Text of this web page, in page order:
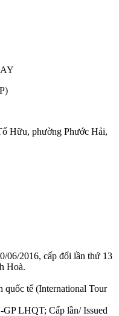
Hữu, phường Phước Hải,
06/2016, cấp đổi lần thứ 13
Hoà.
tế (International Tour
LHQT; Cấp lần/ Issued